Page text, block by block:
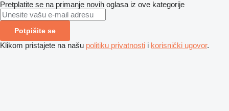
Pretplatite se na primanje novih oglasa iz ove kategorije
Potpišite se
Klikom pristajete na našu politiku privatnosti i korisnički ugovor.